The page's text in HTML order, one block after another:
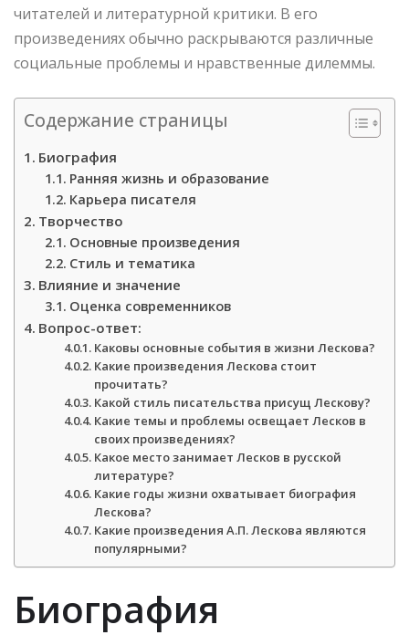
читателей и литературной критики. В его
произведениях обычно раскрываются различные
социальные проблемы и нравственные дилеммы.
Содержание страницы
Биография
Ранняя жизнь и образование
Карьера писателя
Творчество
Основные произведения
Стиль и тематика
Влияние и значение
Оценка современников
Вопрос-ответ:
Каковы основные события в жизни Лескова?
Какие произведения Лескова стоит
прочитать?
Какой стиль писательства присущ Лескову?
Какие темы и проблемы освещает Лесков в
своих произведениях?
Какое место занимает Лесков в русской
литературе?
Какие годы жизни охватывает биография
Лескова?
Какие произведения А.П. Лескова являются
популярными?
Биография